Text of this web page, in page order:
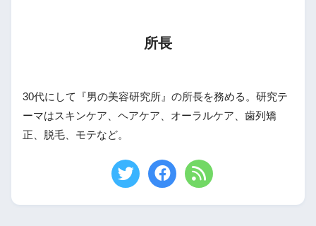
所長
30代にして『男の美容研究所』の所長を務める。研究テ
ーマはスキンケア、ヘアケア、オーラルケア、歯列矯
正、脱毛、モテなど。